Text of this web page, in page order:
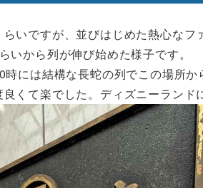
いですが、並びはじめた熱心なフ
いから列が伸び始めた様子です。
時には結構な長蛇の列でこの場所
くて楽でした。ディズニーランド